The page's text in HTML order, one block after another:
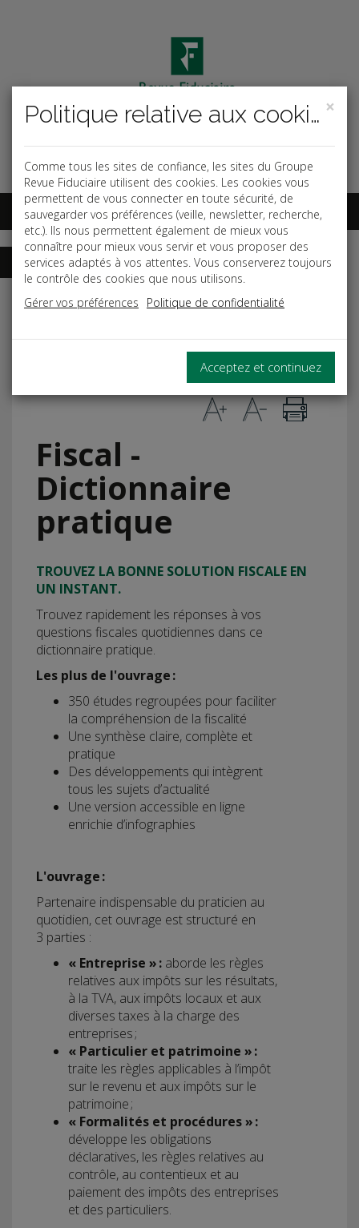
Code ouvrage OK
Espace abonnés
Accueil Dictionnaires Fiscal
Date de parution: Avril 2026(mise à jour le
Fiscal -
Dictionnaire
pratique
TROUVEZ LA BONNE SOLUTION FISCALE EN
UN INSTANT.
Trouvez rapidement les réponses à vos
questions fiscales quotidiennes dans ce
dictionnaire pratique.
Les plus de l'ouvrage :
350 études regroupées pour faciliter
la compréhension de la fiscalité
Une synthèse claire, complète et
pratique
Des développements qui intègrent
tous les sujets d’actualité
Une version accessible en ligne
enrichie d’infographies
L'ouvrage :
Partenaire indispensable du praticien au
quotidien, cet ouvrage est structuré en
3 parties :
« Entreprise » : aborde les règles
relatives aux impôts sur les résultats,
à la TVA, aux impôts locaux et aux
diverses taxes à la charge des
entreprises ;
« Particulier et patrimoine » :
traite les règles applicables à l’impôt
sur le revenu et aux impôts sur le
patrimoine ;
« Formalités et procédures » :
développe les obligations
déclaratives, les règles relatives au
contrôle, au contentieux et au
paiement des impôts des entreprises
et des particuliers.
×
Politique relative aux cookies
Comme tous les sites de confiance, les sites du Groupe
Revue Fiduciaire utilisent des cookies. Les cookies vous
permettent de vous connecter en toute sécurité, de
sauvegarder vos préférences (veille, newsletter, recherche,
etc.). Ils nous permettent également de mieux vous
connaître pour mieux vous servir et vous proposer des
services adaptés à vos attentes. Vous conserverez toujours
le contrôle des cookies que nous utilisons.
Gérer vos préférences
Politique de confidentialité
Acceptez et continuez